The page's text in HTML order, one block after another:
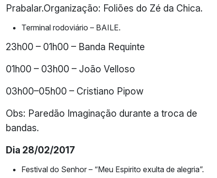
Prabalar.Organização: Foliões do Zé da Chica.
Terminal rodoviário – BAILE.
23h00 – 01h00 – Banda Requinte
01h00 – 03h00 – João Velloso
03h00–05h00 – Cristiano Pipow
Obs: Paredão Imaginação durante a troca de
bandas.
Dia 28/02/2017
Festival do Senhor – “Meu Espirito exulta de alegria”.